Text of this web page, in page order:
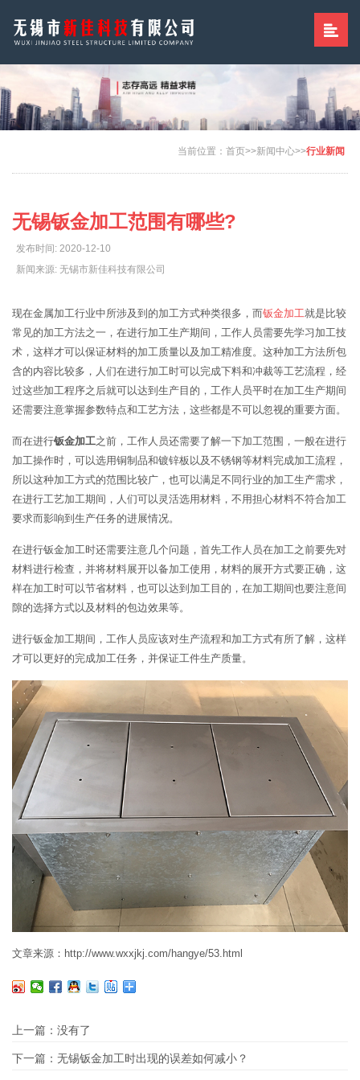
当前位置： 首页>>新闻中心>>行业新闻
无锡钣金加工范围有哪些?
发布时间: 2020-12-10
新闻来源: 无锡市新佳科技有限公司
现在金属加工行业中所涉及到的加工方式种类很多，而钣金加工就是比较
常见的加工方法之一，在进行加工生产期间，工作人员需要先学习加工技
术，这样才可以保证材料的加工质量以及加工精准度。这种加工方法所包
含的内容比较多，人们在进行加工时可以完成下料和冲裁等工艺流程，经
过这些加工程序之后就可以达到生产目的，工作人员平时在加工生产期间
还需要注意掌握参数特点和工艺方法，这些都是不可以忽视的重要方面。
而在进行钣金加工之前，工作人员还需要了解一下加工范围，一般在进行
加工操作时，可以选用铜制品和镀锌板以及不锈钢等材料完成加工流程，
所以这种加工方式的范围比较广，也可以满足不同行业的加工生产需求，
在进行工艺加工期间，人们可以灵活选用材料，不用担心材料不符合加工
要求而影响到生产任务的进展情况。
在进行钣金加工时还需要注意几个问题，首先工作人员在加工之前要先对
材料进行检查，并将材料展开以备加工使用，材料的展开方式要正确，这
样在加工时可以节省材料，也可以达到加工目的，在加工期间也要注意间
隙的选择方式以及材料的包边效果等。
进行钣金加工期间，工作人员应该对生产流程和加工方式有所了解，这样
才可以更好的完成加工任务，并保证工件生产质量。
文章来源：http://www.wxxjkj.com/hangye/53.html
上一篇：没有了
下一篇： 无锡钣金加工时出现的误差如何减小？